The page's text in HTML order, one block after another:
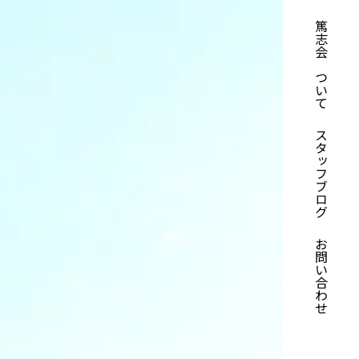
篤志会について
スタッフブログ
お問い合わせ